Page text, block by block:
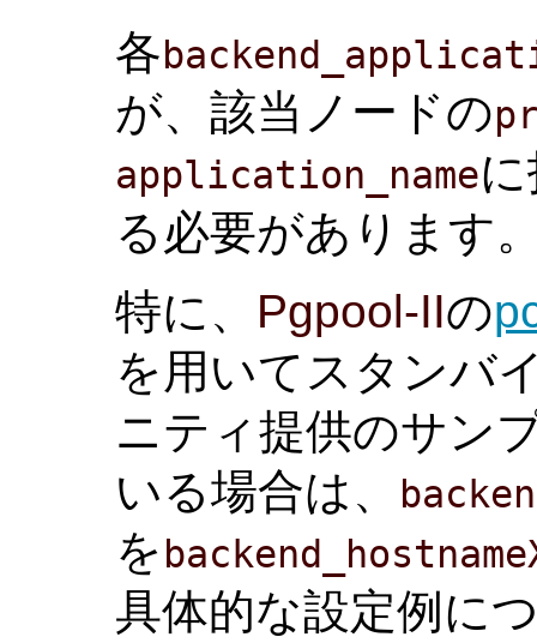
各
が、該当ノードの
application_name
る必要があります
特に、 Pgpool-IIの
を用いてスタンバ
ニティ提供のサン
いる場合は、
を
具体的な設定例に